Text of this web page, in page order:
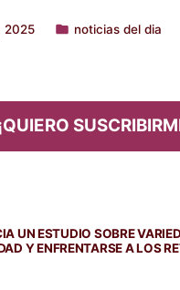
2025
Publicado
noticias del dia
UN ESTUDIO SOBRE
Y ENFRENTARSE A LOS